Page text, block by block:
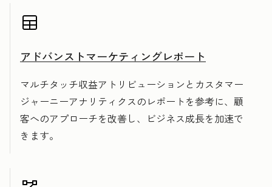
アドバンストマーケティングレポート
マルチタッチ収益アトリビューションとカスタマー
ジャーニーアナリティクスのレポートを参考に、顧
客へのアプローチを改善し、ビジネス成長を加速で
きます。